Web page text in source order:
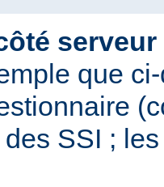
serveur
que
SSI ;